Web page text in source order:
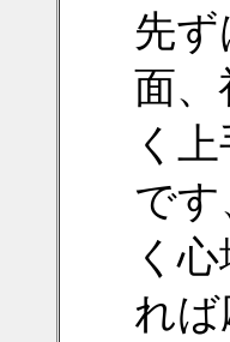
先
面
く
で
く
れ